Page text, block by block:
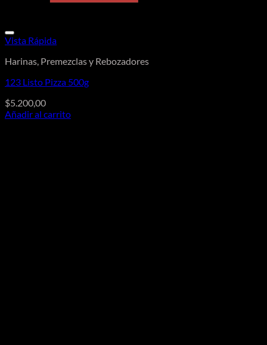
Vista Rápida
Harinas, Premezclas y Rebozadores
123 Listo Pizza 500g
$5.200,00
Añadir al carrito